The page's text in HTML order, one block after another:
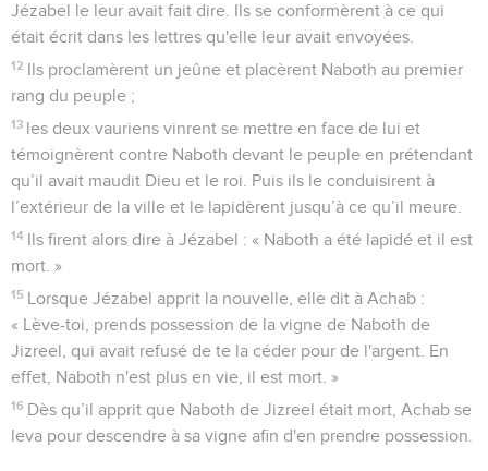
Jézabel le leur avait fait dire. Ils se conformèrent à ce qui
était écrit dans les lettres qu'elle leur avait envoyées.
12 Ils proclamèrent un jeûne et placèrent Naboth au premier
rang du peuple ;
13 les deux vauriens vinrent se mettre en face de lui et
témoignèrent contre Naboth devant le peuple en prétendant
qu’il avait maudit Dieu et le roi. Puis ils le conduisirent à
l’extérieur de la ville et le lapidèrent jusqu’à ce qu’il meure.
14 Ils firent alors dire à Jézabel : « Naboth a été lapidé et il est
mort. »
15 Lorsque Jézabel apprit la nouvelle, elle dit à Achab :
« Lève-toi, prends possession de la vigne de Naboth de
Jizreel, qui avait refusé de te la céder pour de l'argent. En
effet, Naboth n'est plus en vie, il est mort. »
16 Dès qu’il apprit que Naboth de Jizreel était mort, Achab se
leva pour descendre à sa vigne afin d'en prendre possession.